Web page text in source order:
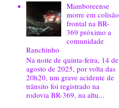
Mamboreense
morre em colisão
frontal na BR-
369 próximo a
comunidade
Ranchinho
Na noite de quinta-feira, 14 de
agosto de 2025, por volta das
20h20, um grave acidente de
trânsito foi registrado na
rodovia BR-369, na altu...